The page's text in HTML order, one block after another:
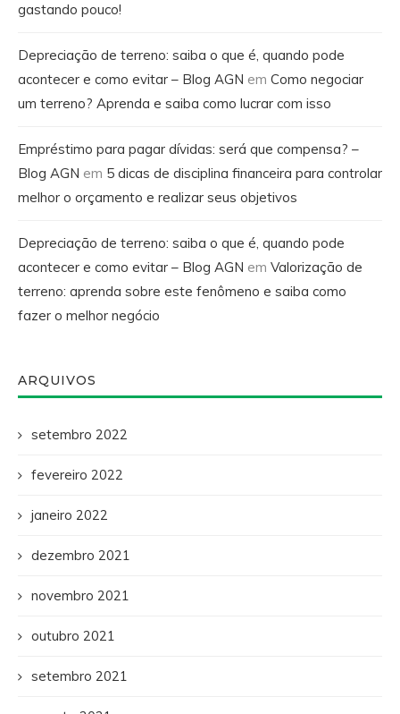
gastando pouco!
Depreciação de terreno: saiba o que é, quando pode
acontecer e como evitar – Blog AGN em Como negociar
um terreno? Aprenda e saiba como lucrar com isso
Empréstimo para pagar dívidas: será que compensa? –
Blog AGN em 5 dicas de disciplina financeira para controlar
melhor o orçamento e realizar seus objetivos
Depreciação de terreno: saiba o que é, quando pode
acontecer e como evitar – Blog AGN em Valorização de
terreno: aprenda sobre este fenômeno e saiba como
fazer o melhor negócio
ARQUIVOS
setembro 2022
fevereiro 2022
janeiro 2022
dezembro 2021
novembro 2021
outubro 2021
setembro 2021